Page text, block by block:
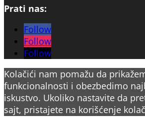
Prati nas:
Follow
Follow
Follow
Kolačići nam pomažu da
funkcionalnosti i obezbedimo
iskustvo. Ukoliko nastavite da
sajt, pristajete na korišćenje